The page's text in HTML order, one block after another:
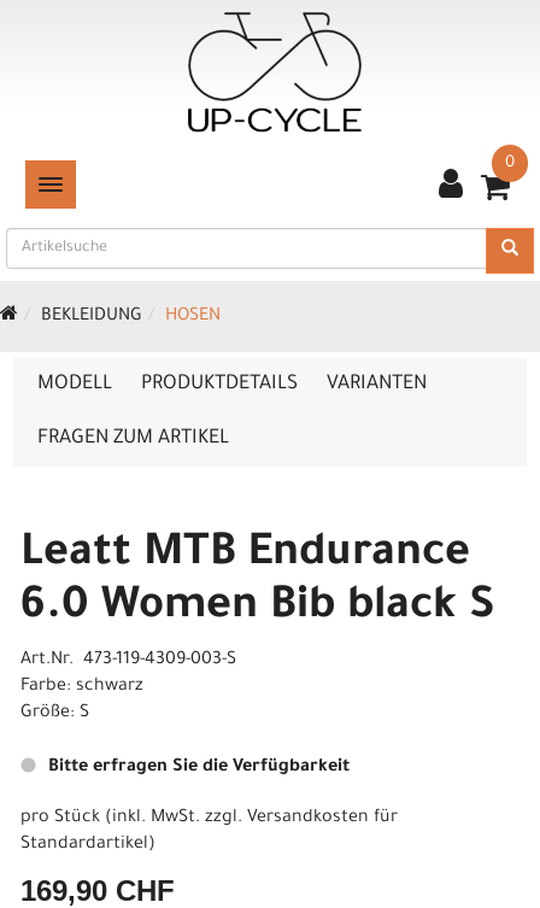
TOGGLE NAVIGATION
0
BEKLEIDUNG HOSEN
MODELL PRODUKTDETAILS VARIANTEN
FRAGEN ZUM ARTIKEL
Leatt MTB Endurance
6.0 Women Bib black S
Art.Nr. 473-119-4309-003-S
Farbe: schwarz
Größe: S
Bitte erfragen Sie die Verfügbarkeit
pro Stück (inkl. MwSt. zzgl. Versandkosten für
Standardartikel)
169,90 CHF